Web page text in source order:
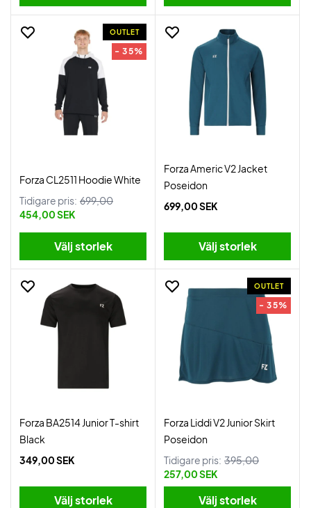
OUTLET
- 35%
Forza CL2511 Hoodie White
Tidigare pris: 699,00
454,00 SEK
Välj storlek
Forza Americ V2 Jacket
Poseidon
699,00 SEK
Välj storlek
Forza BA2514 Junior T-shirt
Black
349,00 SEK
Välj storlek
OUTLET
- 35%
Forza Liddi V2 Junior Skirt
Poseidon
Tidigare pris: 395,00
257,00 SEK
Välj storlek